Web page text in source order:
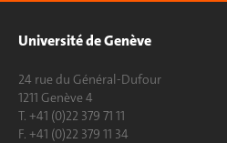
Université de Genève
24 rue du Général-Dufour
1211 Genève 4
T. +41 (0)22 379 71 11
F. +41 (0)22 379 11 34